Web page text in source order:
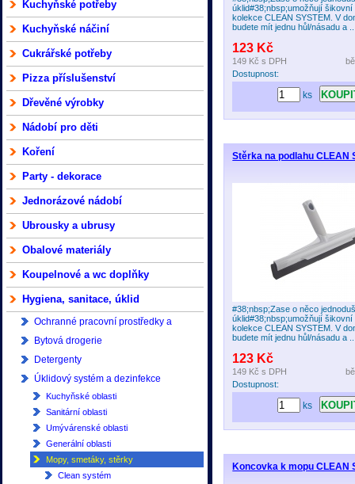
Kuchyňské potřeby
Kuchyňské náčiní
Cukrářské potřeby
Pizza příslušenství
Dřevěné výrobky
Nádobí pro děti
Koření
Party - dekorace
Jednorázové nádobí
Ubrousky a ubrusy
Obalové materiály
Koupelnové a wc doplňky
Hygiena, sanitace, úklid
Ochranné pracovní prostředky a
kosmetika
Bytová drogerie
Detergenty
Úklidový systém a dezinfekce
Kuchyňské oblasti
Sanitární oblasti
Umývárenské oblasti
Generální oblasti
Mopy, smetáky, stěrky
Clean systém
úklid#38;nbsp;umožňují
kolekce CLEAN SYSTEM. V
budete mít jednu hůl/násadu a
123 Kč
149 Kč s DPH
Dostupnost:
ks
Stěrka na podlahu CLEAN
#38;nbsp;Zase o něco
úklid#38;nbsp;umožňují
kolekce CLEAN SYSTEM. V
budete mít jednu hůl/násadu a
123 Kč
149 Kč s DPH
Dostupnost:
ks
Koncovka k mopu CLEAN